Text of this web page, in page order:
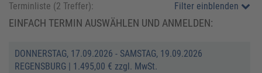
Terminliste (2 Treffer): Filter einblenden
EINFACH TERMIN AUSWÄHLEN UND ANMELDEN:
DONNERSTAG, 17.09.2026 - SAMSTAG, 19.09.2026
REGENSBURG
1.495,00 € zzgl. MwSt.